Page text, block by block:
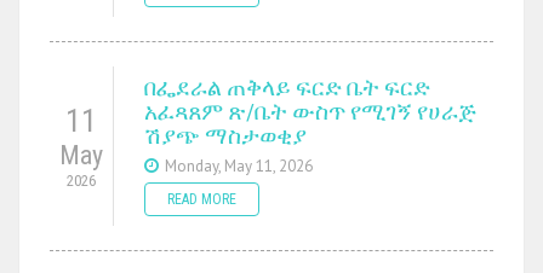
11
May
2026
በፌደራል ጠቅላይ ፍርድ ቤት ፍርድ
አፈጻጸም ጽ/ቤት ውስጥ የሚገኝ የሀራጅ
ሽያጭ ማስታወቂያ
Monday, May 11, 2026
READ MORE